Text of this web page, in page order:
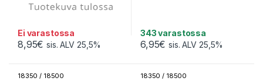
Ei varastossa
8,95€ sis. ALV 25,5%
343 varastossa
6,95€ sis. ALV 25,5%
18350 / 18500 18350 / 18500